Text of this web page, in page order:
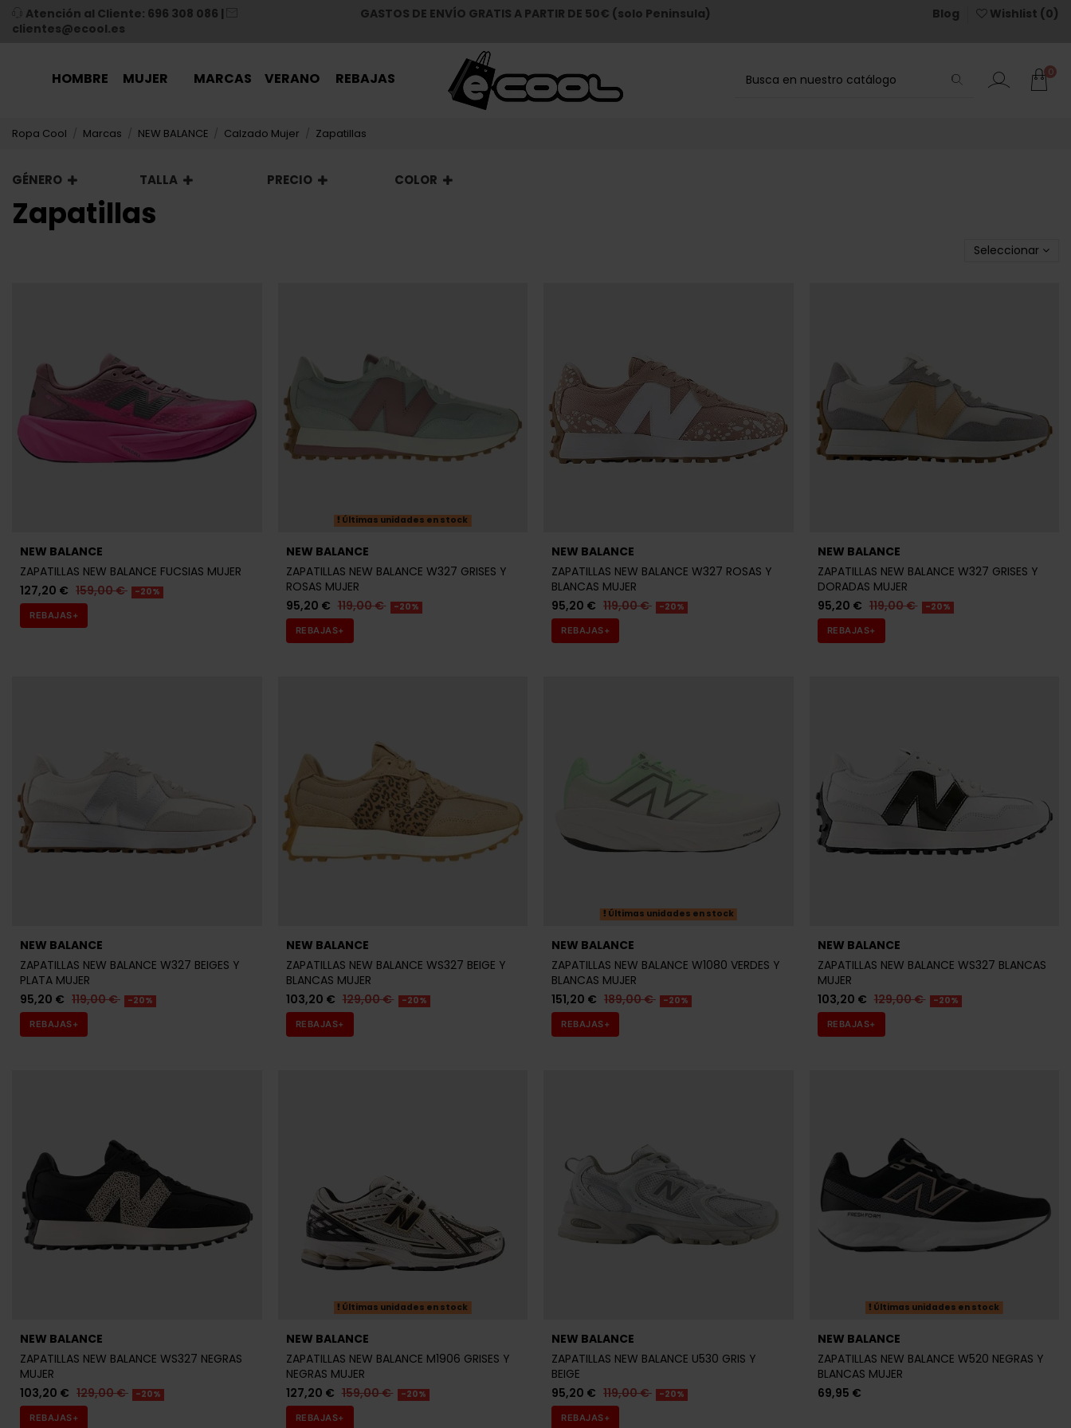
Atención al Cliente: 696 308 086 |
clientes@ecool.es
GASTOS DE ENVÍO GRATIS A PARTIR DE 50€ (solo Peninsula) Blog Wishlist (0)
HOMBRE MUJER MARCAS VERANO REBAJAS 0
Ropa Cool Marcas NEW BALANCE Calzado Mujer Zapatillas
GÉNERO TALLA PRECIO COLOR
Zapatillas
Seleccionar
NEW BALANCE
ZAPATILLAS NEW BALANCE FUCSIAS MUJER
127,20 € 159,00 € -20%
REBAJAS+
Últimas unidades en stock
NEW BALANCE
ZAPATILLAS NEW BALANCE W327 GRISES Y
ROSAS MUJER
95,20 € 119,00 € -20%
REBAJAS+
NEW BALANCE
ZAPATILLAS NEW BALANCE W327 ROSAS Y
BLANCAS MUJER
95,20 € 119,00 € -20%
REBAJAS+
NEW BALANCE
ZAPATILLAS NEW BALANCE W327 GRISES Y
DORADAS MUJER
95,20 € 119,00 € -20%
REBAJAS+
NEW BALANCE
ZAPATILLAS NEW BALANCE W327 BEIGES Y
PLATA MUJER
95,20 € 119,00 € -20%
REBAJAS+
NEW BALANCE
ZAPATILLAS NEW BALANCE WS327 BEIGE Y
BLANCAS MUJER
103,20 € 129,00 € -20%
REBAJAS+
Últimas unidades en stock
NEW BALANCE
ZAPATILLAS NEW BALANCE W1080 VERDES Y
BLANCAS MUJER
151,20 € 189,00 € -20%
REBAJAS+
NEW BALANCE
ZAPATILLAS NEW BALANCE WS327 BLANCAS
MUJER
103,20 € 129,00 € -20%
REBAJAS+
NEW BALANCE
ZAPATILLAS NEW BALANCE WS327 NEGRAS
MUJER
103,20 € 129,00 € -20%
REBAJAS+
Últimas unidades en stock
NEW BALANCE
ZAPATILLAS NEW BALANCE M1906 GRISES Y
NEGRAS MUJER
127,20 € 159,00 € -20%
REBAJAS+
NEW BALANCE
ZAPATILLAS NEW BALANCE U530 GRIS Y
BEIGE
95,20 € 119,00 € -20%
REBAJAS+
Últimas unidades en stock
NEW BALANCE
ZAPATILLAS NEW BALANCE W520 NEGRAS Y
BLANCAS MUJER
69,95 €